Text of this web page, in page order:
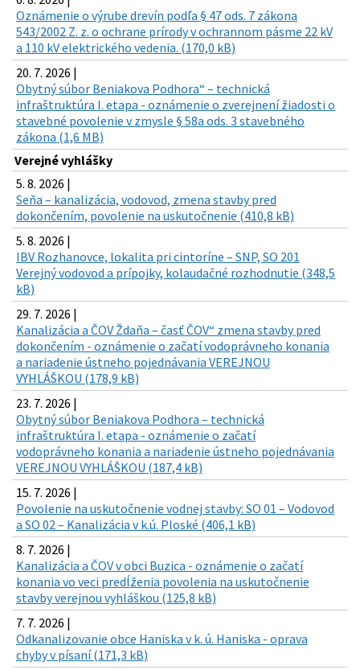
Oznámenie o výrube drevín podľa § 47 ods. 7 zákona
543/2002 Z. z. o ochrane prírody v ochrannom pásme 22 kV
a 110 kV elektrického vedenia. (170,0 kB)
20. 7. 2026 |
Obytný súbor Beniakova Podhora“ – technická
infraštruktúra I. etapa - oznámenie o zverejnení žiadosti o
stavebné povolenie v zmysle § 58a ods. 3 stavebného
zákona (1,6 MB)
Verejné vyhlášky
5. 8. 2026 |
Seňa – kanalizácia, vodovod, zmena stavby pred
dokončením, povolenie na uskutočnenie (410,8 kB)
5. 8. 2026 |
IBV Rozhanovce, lokalita pri cintoríne – SNP, SO 201
Verejný vodovod a prípojky, kolaudačné rozhodnutie (348,5
kB)
29. 7. 2026 |
Kanalizácia a ČOV Ždaňa – časť ČOV“ zmena stavby pred
dokončením - oznámenie o začatí vodoprávneho konania
a nariadenie ústneho pojednávania VEREJNOU
VYHLÁŠKOU (178,9 kB)
23. 7. 2026 |
Obytný súbor Beniakova Podhora – technická
infraštruktúra I. etapa - oznámenie o začatí
vodoprávneho konania a nariadenie ústneho pojednávania
VEREJNOU VYHLÁŠKOU (187,4 kB)
15. 7. 2026 |
Povolenie na uskutočnenie vodnej stavby: SO 01 – Vodovod
a SO 02 – Kanalizácia v k.ú. Ploské (406,1 kB)
8. 7. 2026 |
Kanalizácia a ČOV v obci Buzica - oznámenie o začatí
konania vo veci predĺženia povolenia na uskutočnenie
stavby verejnou vyhláškou (125,8 kB)
7. 7. 2026 |
Odkanalizovanie obce Haniska v k. ú. Haniska - oprava
chyby v písaní (171,3 kB)